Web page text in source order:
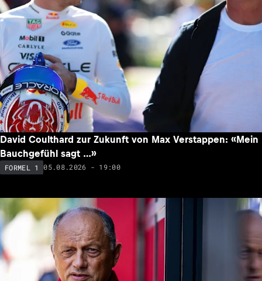
David Coulthard zur Zukunft von Max Verstappen: «Mein
Bauchgefühl sagt …»
FORMEL 1 05.08.2026 - 19:00